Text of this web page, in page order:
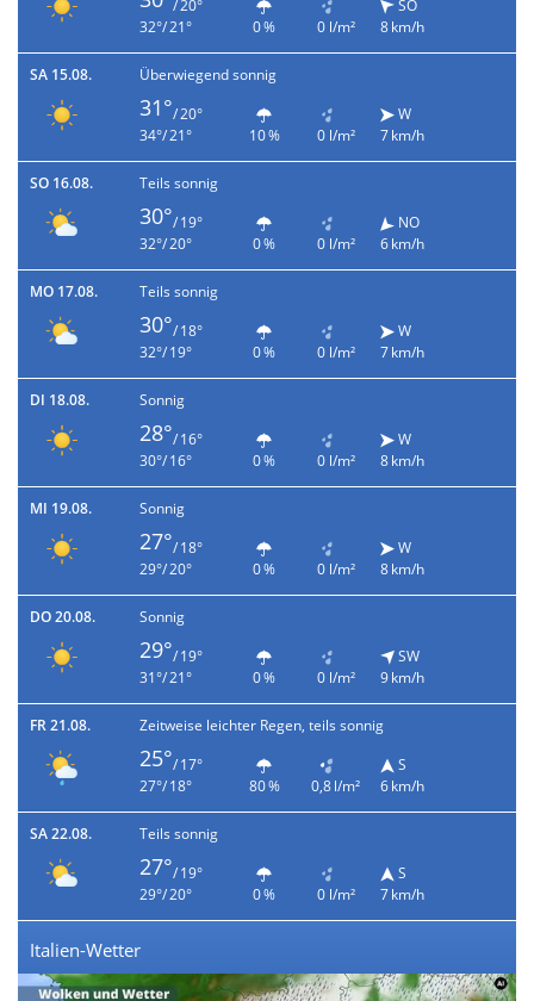
/ 20°
32°/ 21°
0 % 0 l/m²
SO
8 km/h
SA 15.08. Überwiegend sonnig
31°/ 20°
34°/ 21°
10 % 0 l/m²
W
7 km/h
SO 16.08. Teils sonnig
30°/ 19°
32°/ 20°
0 % 0 l/m²
NO
6 km/h
MO 17.08. Teils sonnig
30°/ 18°
32°/ 19°
0 % 0 l/m²
W
7 km/h
DI 18.08. Sonnig
28°/ 16°
30°/ 16°
0 % 0 l/m²
W
8 km/h
MI 19.08. Sonnig
27°/ 18°
29°/ 20°
0 % 0 l/m²
W
8 km/h
DO 20.08. Sonnig
29°/ 19°
31°/ 21°
0 % 0 l/m²
SW
9 km/h
FR 21.08. Zeitweise leichter Regen, teils sonnig
25°/ 17°
27°/ 18°
80 % 0,8 l/m²
S
6 km/h
SA 22.08. Teils sonnig
27°/ 19°
29°/ 20°
0 % 0 l/m²
S
7 km/h
Italien-Wetter